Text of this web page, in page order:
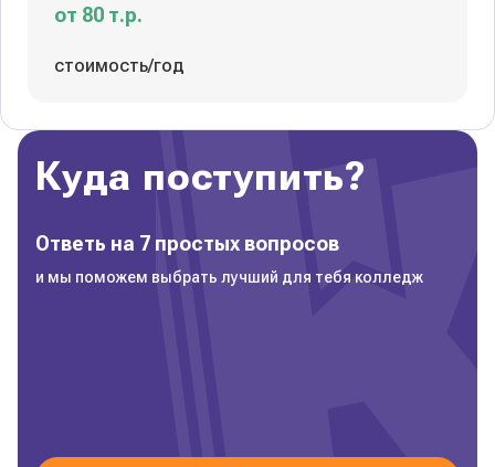
от 80 т.р.
стоимость/год
Куда поступить?
Ответь на 7 простых вопросов
и мы поможем выбрать лучший для тебя колледж